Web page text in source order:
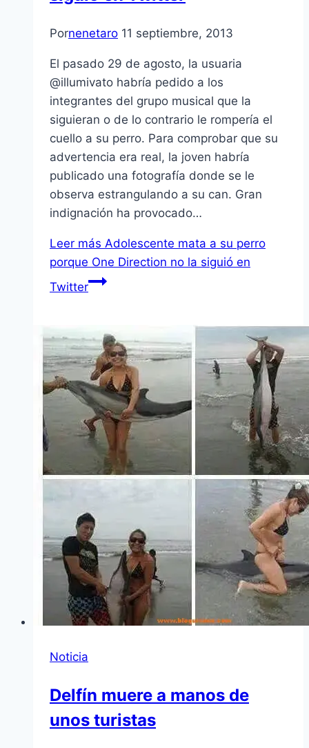
Pornenetaro 11 septiembre, 2013
El pasado 29 de agosto, la usuaria
@illumivato habría pedido a los
integrantes del grupo musical que la
siguieran o de lo contrario le rompería el
cuello a su perro. Para comprobar que su
advertencia era real, la joven habría
publicado una fotografía donde se le
observa estrangulando a su can. Gran
indignación ha provocado…
Leer más Adolescente mata a su perro
porque One Direction no la siguió en
Twitter
Noticia
Delfín muere a manos de
unos turistas